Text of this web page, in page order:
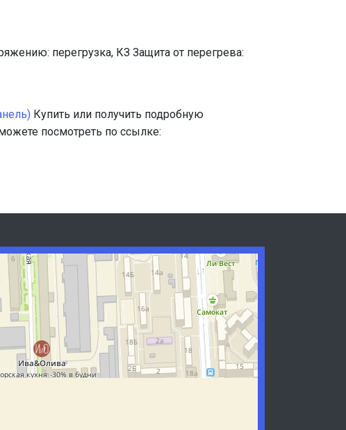
перегрузка, КЗ Защита от перегрева:
Купить или получить подробную
посмотреть по ссылке: